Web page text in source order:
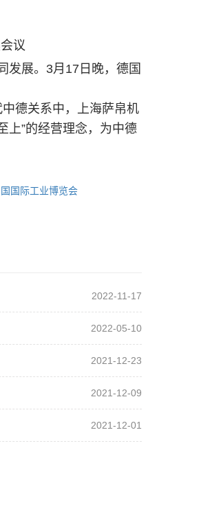
议
发展。3月17日晚，德国
德关系中，上海萨帛机
上”的经营理念，为中德
国际工业博览会
2022-11-17
2022-05-10
2021-12-23
2021-12-09
2021-12-01